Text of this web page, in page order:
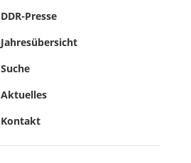
DDR-Presse
Jahresübersicht
Suche
Aktuelles
Kontakt